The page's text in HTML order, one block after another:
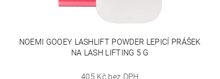
NOEMI GOOEY LASHLIFT POWDER LEPICÍ PRÁŠEK
NA LASH LIFTING 5 G
405 Kč bez DPH